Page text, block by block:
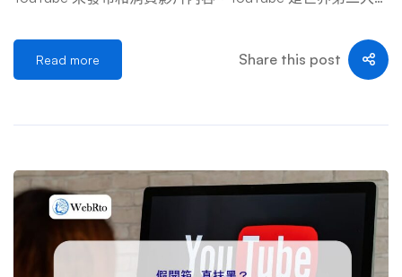
be有 […] …
報告稱，每分鐘有 300 小時的影片內容上傳到 YouTube。
手動監控和控制如此數量的內容是不合理的，而且美國聯邦
不實、負面或誹謗性的內容。值得慶幸的是，有許多策略可
以從 YouTube 和Google 搜尋結果中刪除負面或不實的影
片。 為什麼 YOUTUBE 影片在 GOOGLE 上排名靠前： 您
需要花費數年時間才能建立堅如磐石的聲譽，而 YouTube
上的一個不實或負面的影片只需幾天就能讓您的聲譽徹底崩
Read more Share this post